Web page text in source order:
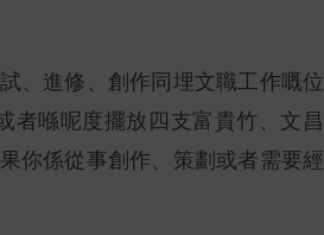
、進修、創作同埋文職工作嘅位
者喺呢度擺放四支富貴竹、文昌
你係從事創作、策劃或者需要經